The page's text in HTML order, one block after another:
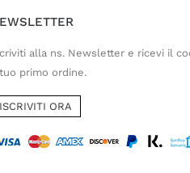
alla ns. Newsletter e ricevi il
primo ordine.
ISCRIVITI ORA